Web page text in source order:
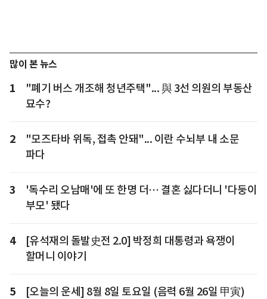
많이 본 뉴스
1
"폐기 버스 개조해 청년주택"... 與 3선 의원의 부동산
묘수?
2
"모즈타바 위독, 접촉 안돼"... 이란 수뇌부 내 소문
파다
3
'독수리 오남매'에 또 한명 더… 결혼 싫다더니 '다둥이
부모' 됐다
4
[유석재의 돌발史전 2.0] 박정희 대통령과 욕쟁이
할머니 이야기
5 [오늘의 운세] 8월 8일 토요일 (음력 6월 26일 甲寅)